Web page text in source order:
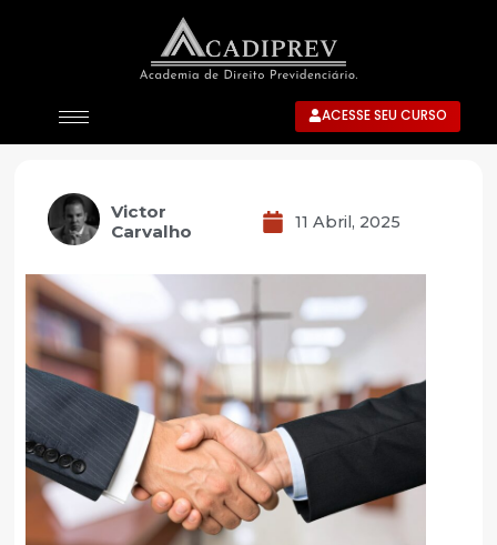
ACESSE SEU CURSO
Victor
Carvalho
11 Abril, 2025